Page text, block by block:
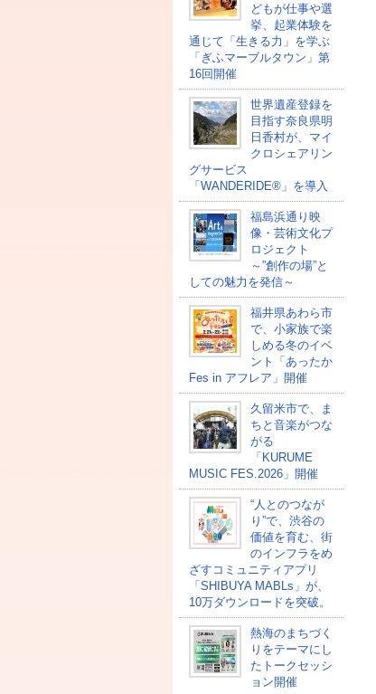
どもが仕事や選
挙、起業体験を
通じて「生きる力」を学ぶ
「ぎふマーブルタウン」第
16回開催
世界遺産登録を
目指す奈良県明
日香村が、マイ
クロシェアリン
グサービス
「WANDERIDE®」を導入
福島浜通り映
像・芸術文化プ
ロジェクト
～”創作の場”と
しての魅力を発信～
福井県あわら市
で、小家族で楽
しめる冬のイベ
ント「あったか
Fes in アフレア」開催
久留米市で、ま
ちと音楽がつな
がる
「KURUME
MUSIC FES.2026」開催
“人とのつなが
り”で、渋谷の
価値を育む、街
のインフラをめ
ざすコミュニティアプリ
「SHIBUYA MABLs」が、
10万ダウンロードを突破。
熱海のまちづく
りをテーマにし
たトークセッシ
ョン開催